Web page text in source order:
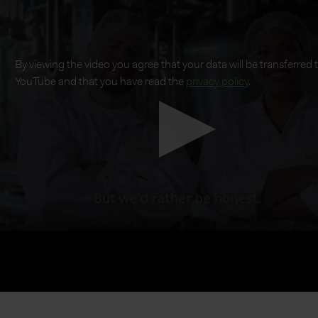
By viewing the video you agree that your data will be transferred
YouTube and that you have read theprivacy policy.